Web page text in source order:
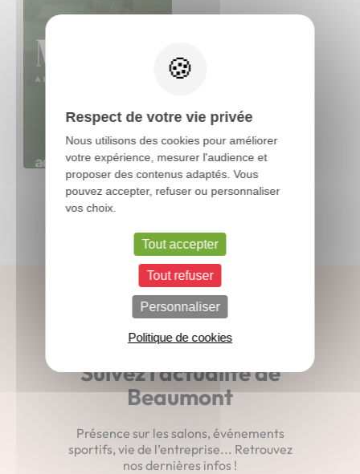
Suivez l’actualité de
Beaumont
Présence sur les salons, événements
sportifs, vie de l’entreprise... Retrouvez
nos dernières infos !
Respect de votre vie privée
Nous utilisons des cookies pour améliorer
votre expérience, mesurer l'audience et
proposer des contenus adaptés. Vous
pouvez accepter, refuser ou personnaliser
vos choix.
Tout accepter
Tout refuser
Personnaliser
Politique de cookies